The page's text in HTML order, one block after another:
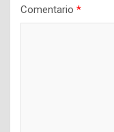
Comentario *